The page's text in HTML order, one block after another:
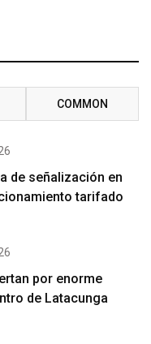
COMMON
de señalización en
tarifado
por enorme
de Latacunga